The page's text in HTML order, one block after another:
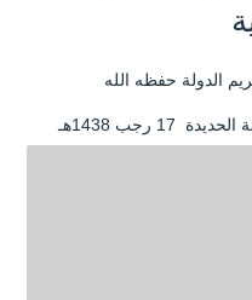
الدولة حفظه الله
رجب 1438هـ